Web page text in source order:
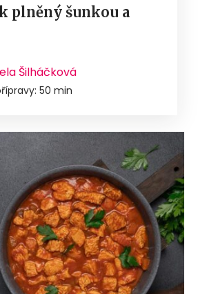
plněný šunkou a
Šilháčková
50 min